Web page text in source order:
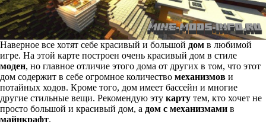
Наверное все хотят себе красивый и большой дом в любимой
игре. На этой карте построен очень красивый дом в стиле
моден, но главное отличие этого дома от других в том, что этот
дом содержит в себе огромное количество механизмов и
потайных ходов. Кроме того, дом имеет бассейн и многие
другие стильные вещи. Рекомендую эту карту тем, кто хочет не
просто большой и красивый дом, а дом с механизмами в
майнкрафт.